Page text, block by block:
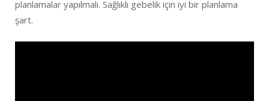
planlamalar yapılmalı. Sağlıklı gebelik için iyi bir planlama
şart.